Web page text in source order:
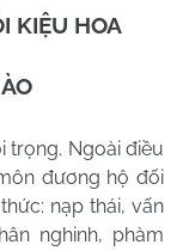
KIỆU HOA
trọng. Ngoài điều
đương hộ đối
nạp thái, vấn
nghinh, phàm